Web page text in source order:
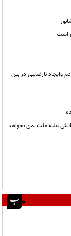
است
وایجاد نارضایتی در بین
علیه ملت یمن نخواهد